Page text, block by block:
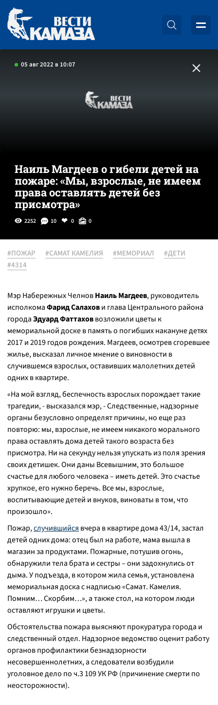
05 авг 2022 в 10:07
Наиль Магдеев о гибели детей на
пожаре: «Мы, взрослые, не имеем
права оставлять детей без
присмотра»
2252 10 0 0
#ПОЖАР #САМАТ КАМЕЛИЯ #МЕМОРИАЛ
#ДЕТИ
#4314
Мэр Набережных ЧелновНаиль Магдеев, руководитель
исполкомаФарид Салахови глава Центрального района
городаЭдуард Фаттаховвозложили цветы к
мемориальной доске в память о погибших накануне детях
2017 и 2019 годов рождения. Магдеев, осмотрев сгоревшее
жилье, высказал личное мнение о виновности в
случившемся взрослых, оставивших малолетних детей
одних в квартире.
«На мой взгляд, беспечность взрослых порождает такие
трагедии, - высказался мэр, - Следственные, надзорные
органы безусловно определят причины, но еще раз
повторю: мы, взрослые, не имеем никакого морального
права оставлять дома детей такого возраста без
присмотра. Ни на секунду нельзя упускать из поля зрения
своих детишек. Они даны Всевышним, это большое
счастье для любого человека – иметь детей. Это счастье
хрупкое, его нужно беречь. Все мы, взрослые,
воспитывающие детей и внуков, виноваты в том, что
произошло».
Пожар,случившийся вчера в квартире дома 43/14, застал
детей одних дома: отец был на работе, мама вышла в
магазин за продуктами. Пожарные, потушив огонь,
обнаружили тела брата и сестры – они задохнулись от
дыма. У подъезда, в котором жила семья, установлена
мемориальная доска с надписью «Самат. Камелия.
Помним… Скорбим…», а также стол, на котором люди
оставляют игрушки и цветы.
Обстоятельства пожара выясняют прокуратура города и
следственный отдел. Надзорное ведомство оценит работу
органов профилактики безнадзорности
несовершеннолетних, а следователи возбудили
уголовное дело по ч.3 109 УК РФ (причинение смерти по
неосторожности).